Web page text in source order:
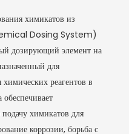
химикатов из
Dosing System)
дозирующий элемент на
для
реагентов в
химикатов для
коррозии, борьба с